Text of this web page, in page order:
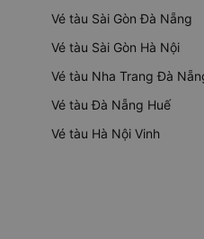
Vé tàu Sài Gòn Đà Nẵng
Vé tàu Sài Gòn Hà Nội
Vé tàu Nha Trang Đà
Vé tàu Đà Nẵng Huế
Vé tàu Hà Nội Vinh